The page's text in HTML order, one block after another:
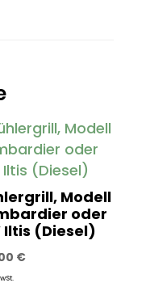
Modell
oder
Iltis (Diesel)
€